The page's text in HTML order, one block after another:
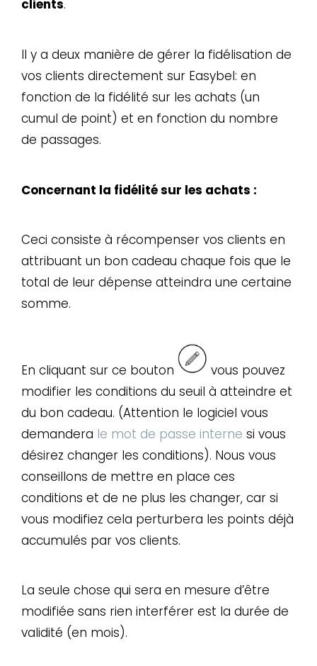
clients.
Il y a deux manière de gérer la fidélisation de
vos clients directement sur Easybel: en
fonction de la fidélité sur les achats (un
cumul de point) et en fonction du nombre
de passages.
Concernant la fidélité sur les achats :
Ceci consiste à récompenser vos clients en
attribuant un bon cadeau chaque fois que le
total de leur dépense atteindra une certaine
somme.
En cliquant sur ce bouton
vous pouvez
modifier les conditions du seuil à atteindre et
du bon cadeau. (Attention le logiciel vous
demandera le mot de passe interne si vous
désirez changer les conditions). Nous vous
conseillons de mettre en place ces
conditions et de ne plus les changer, car si
vous modifiez cela perturbera les points déjà
accumulés par vos clients.
La seule chose qui sera en mesure d’être
modifiée sans rien interférer est la durée de
validité (en mois).